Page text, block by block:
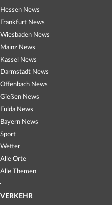
Hessen News
Frankfurt News
Wiesbaden News
Mainz News
Kassel News
Darmstadt News
Offenbach News
Gießen News
Fulda News
Bayern News
Sport
Wetter
Alle Orte
Alle Themen
VERKEHR